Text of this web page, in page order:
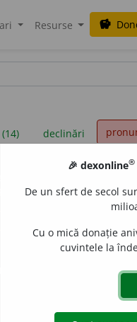
Resurse savings
declinări
sunt compilate de
reordona filele pe
surse
🎉 dexonline®
De un sfert de secol
Cu o mică donație
cuvintele la